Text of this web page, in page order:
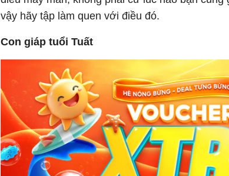
vậy hãy tập làm quen với điều đó.
Con giáp tuổi Tuất